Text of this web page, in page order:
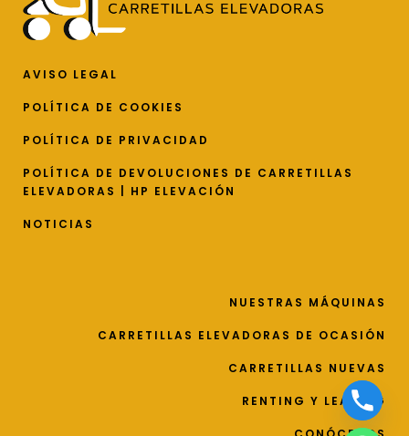
AVISO LEGAL
POLÍTICA DE COOKIES
POLÍTICA DE PRIVACIDAD
POLÍTICA DE DEVOLUCIONES DE CARRETILLAS
ELEVADORAS | HP ELEVACIÓN
NOTICIAS
NUESTRAS MÁQUINAS
CARRETILLAS ELEVADORAS DE OCASIÓN
CARRETILLAS NUEVAS
RENTING Y LEASING